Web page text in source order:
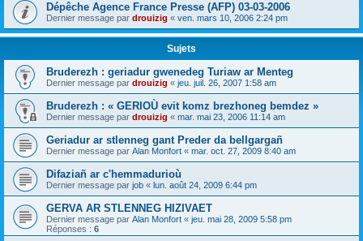
Dépêche Agence France Presse (AFP) 03-03-2006
Dernier message par drouizig « ven. mars 10, 2006 2:24 pm
Sujets
Bruderezh : geriadur gwenedeg Turiaw ar Menteg
Dernier message par drouizig « jeu. juil. 26, 2007 1:58 am
Bruderezh : « GERIOÙ evit komz brezhoneg bemdez »
Dernier message par drouizig « mar. mai 23, 2006 11:14 am
Geriadur ar stlenneg gant Preder da bellgargañ
Dernier message par Alan Monfort « mar. oct. 27, 2009 8:40 am
Difaziañ ar c'hemmadurioù
Dernier message par job « lun. août 24, 2009 6:44 pm
GERVA AR STLENNEG HIZIVAET
Dernier message par Alan Monfort « jeu. mai 28, 2009 5:58 pm
Réponses : 6